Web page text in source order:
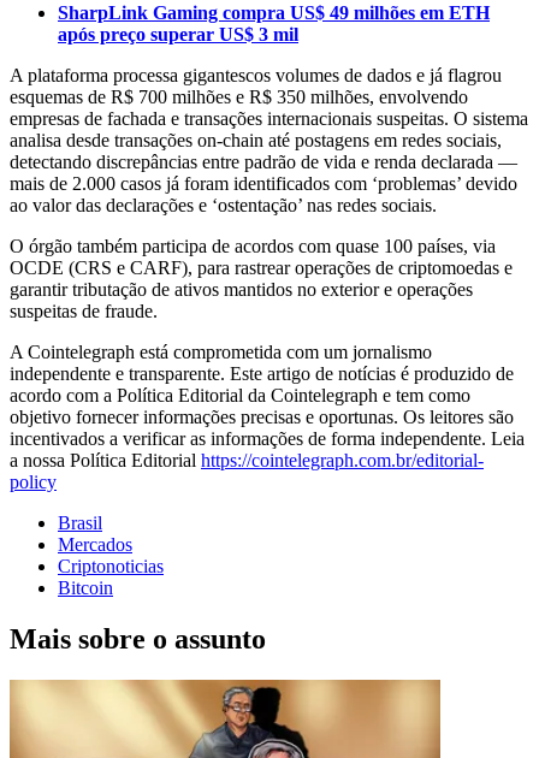
SharpLink Gaming compra US$ 49 milhões em ETH
após preço superar US$ 3 mil
A plataforma processa gigantescos volumes de dados e já flagrou
esquemas de R$ 700 milhões e R$ 350 milhões, envolvendo
empresas de fachada e transações internacionais suspeitas. O sistema
analisa desde transações on‑chain até postagens em redes sociais,
detectando discrepâncias entre padrão de vida e renda declarada —
mais de 2.000 casos já foram identificados com ‘problemas’ devido
ao valor das declarações e ‘ostentação’ nas redes sociais.
O órgão também participa de acordos com quase 100 países, via
OCDE (CRS e CARF), para rastrear operações de criptomoedas e
garantir tributação de ativos mantidos no exterior e operações
suspeitas de fraude.
A Cointelegraph está comprometida com um jornalismo
independente e transparente. Este artigo de notícias é produzido de
acordo com a Política Editorial da Cointelegraph e tem como
objetivo fornecer informações precisas e oportunas. Os leitores são
incentivados a verificar as informações de forma independente. Leia
a nossa Política Editorial https://cointelegraph.com.br/editorial-
policy
Brasil
Mercados
Criptonoticias
Bitcoin
Mais sobre o assunto